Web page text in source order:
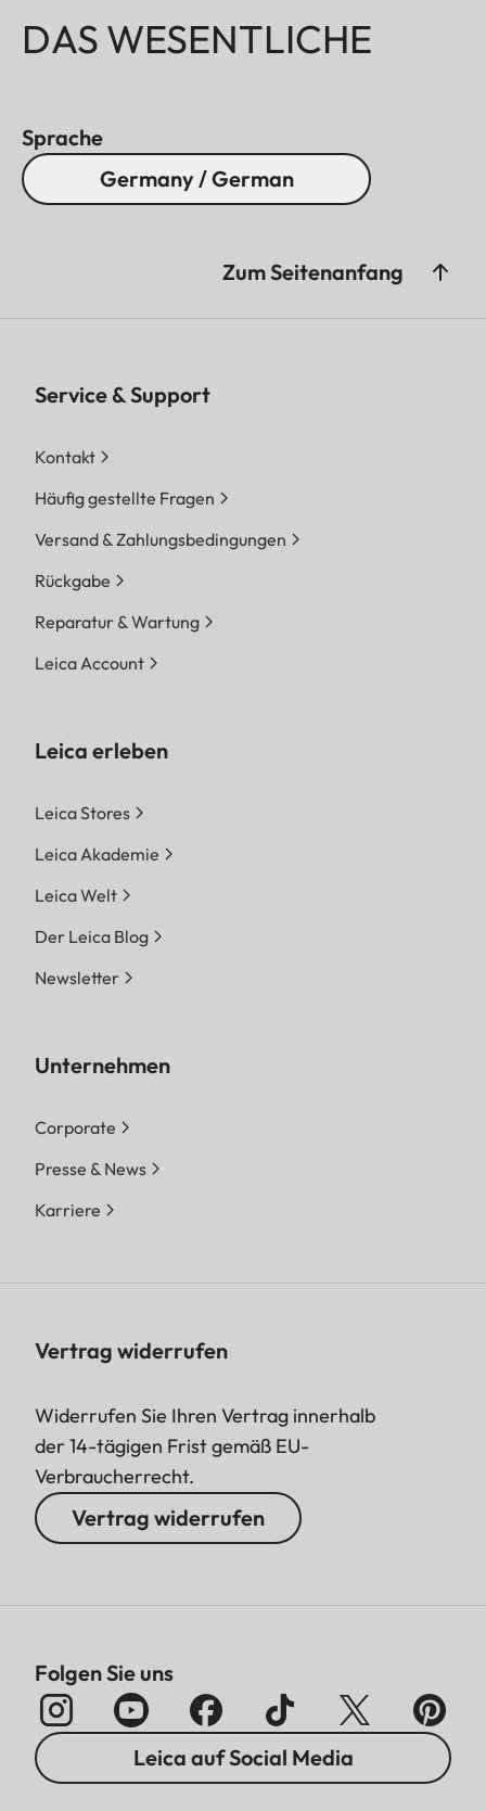
DAS WESENTLICHE
Sprache
Germany / German
Zum Seitenanfang
Service & Support
Kontakt
Häufig gestellte Fragen
Versand & Zahlungsbedingungen
Rückgabe
Reparatur & Wartung
Leica Account
Leica erleben
Leica Stores
Leica Akademie
Leica Welt
Der Leica Blog
Newsletter
Unternehmen
Corporate
Presse & News
Karriere
Vertrag widerrufen
Widerrufen Sie Ihren Vertrag innerhalb
der 14-tägigen Frist gemäß EU-
Verbraucherrecht.
Vertrag widerrufen
Folgen Sie uns
Leica auf Social Media